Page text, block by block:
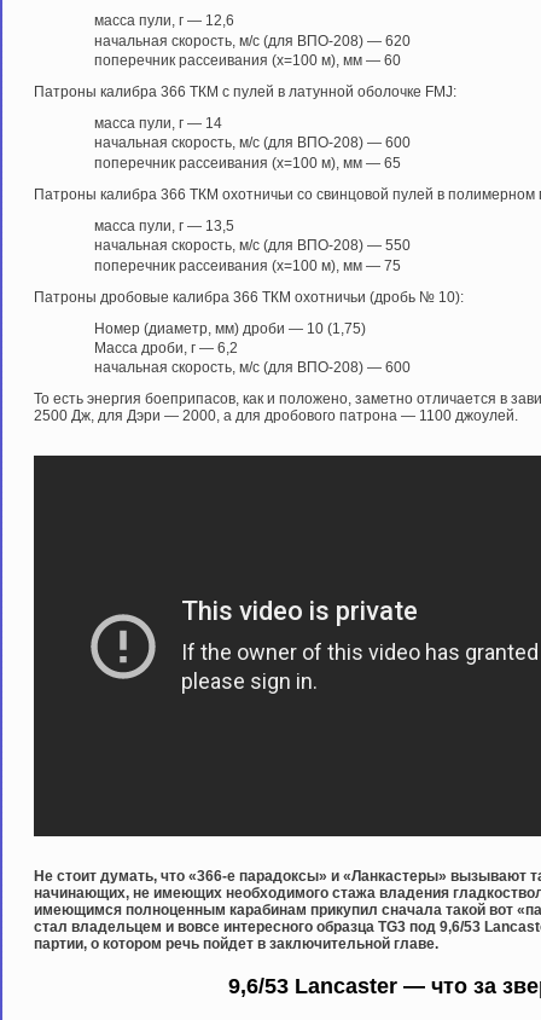
масса пули, г — 12,6
начальная скорость, м/с (для ВПО-208) — 620
поперечник рассеивания (х=100 м), мм — 60
Патроны калибра 366 ТКМ с пулей в латунной оболочке FMJ:
масса пули, г — 14
начальная скорость, м/с (для ВПО-208) — 600
поперечник рассеивания (х=100 м), мм — 65
Патроны калибра 366 ТКМ охотничьи со свинцовой пулей в полимерном
масса пули, г — 13,5
начальная скорость, м/с (для ВПО-208) — 550
поперечник рассеивания (х=100 м), мм — 75
Патроны дробовые калибра 366 ТКМ охотничьи (дробь № 10):
Номер (диаметр, мм) дроби — 10 (1,75)
Масса дроби, г — 6,2
начальная скорость, м/с (для ВПО-208) — 600
То есть энергия боеприпасов, как и положено, заметно отличается в
2500 Дж, для Дэри — 2000, а для дробового патрона — 1100 джоулей.
Не стоит думать, что «366-е парадоксы» и «Ланкастеры» вызывают
начинающих, не имеющих необходимого стажа владения
имеющимся полноценным карабинам прикупил сначала такой вот
стал владельцем и вовсе интересного образца TG3 под 9,6/53
партии, о котором речь пойдет в заключительной главе.
9,6/53 Lancaster — что за